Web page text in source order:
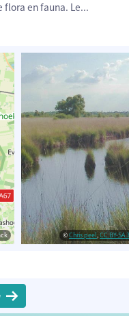
en fauna. Le...
©Chris peel,CC BY-SA